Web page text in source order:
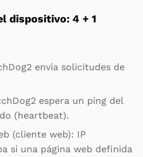
dispositivo: 4 + 1
envía solicitudes de
espera un ping del
(heartbeat).
(cliente web): IP
si una página web definida